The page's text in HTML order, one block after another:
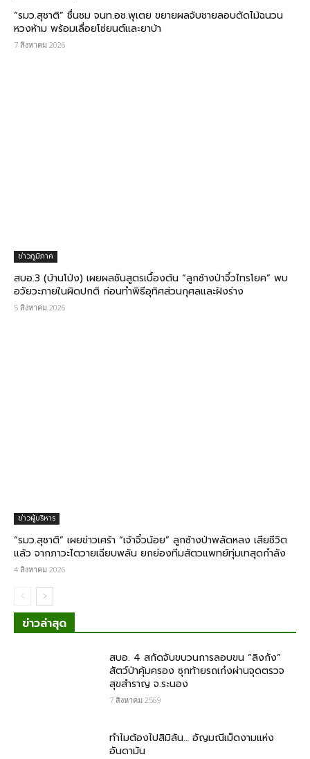
“รมว.สุชาติ” ชื่นชม​ จนท.อช.พุเตย​ ขยายผลจับชายลอบตัดไม้ฉนวน
หวงห้าม พร้อมเลื่อยโซ่ยนต์และยาบ้า
7 สิงหาคม 2026
ข่าวภูมิภาค
สบอ.3 (บ้านโป่ง) เผยผลชันสูตรเบื้องต้น “ลูกช้างป่าจิ๋วไทรโยค” พบ
อวัยวะภายในผิดปกติ ก่อนทำพิธีอุทิศส่วนกุศลและฝังร่าง
5 สิงหาคม 2026
ข่าวผู้บริหาร
“รมว.สุชาติ” เผยข่าวเศร้า “เจ้าจิ๋วน้อย” ลูกช้างป่าพลัดหลง เสียชีวิต
แล้ว จากภาวะไตวายเฉียบพลัน ยกย่องทีมสัตวแพทย์ทุ่มเทสุดกำลัง
4 สิงหาคม 2026
ข่าวล่าสุด
สบอ. 4 สกัดจับขบวนการลอบขน “ลิงกัง”
สัตว์ป่าคุ้มครอง ซุกท้ายรถเก๋งผ่านจุดตรวจ
สุขสำราญ จ.ระนอง
7 สิงหาคม 2569
ทำไมต้องไปสิมิลัน… อัญมณีเม็ดงามแห่ง
อันดามัน